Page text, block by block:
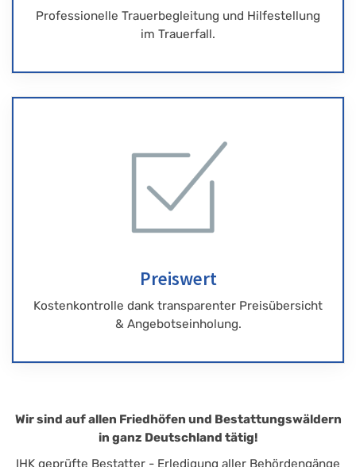
Professionelle Trauerbegleitung und Hilfestellung
im Trauerfall.
Preiswert
Kostenkontrolle dank transparenter Preisübersicht
& Angebotseinholung.
Wir sind auf allen Friedhöfen und Bestattungswäldern
in ganz Deutschland tätig!
IHK geprüfte Bestatter - Erledigung aller Behördengänge